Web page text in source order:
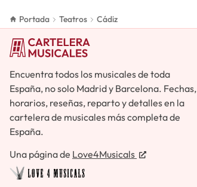
Portada Teatros Cádiz
Encuentra todos los musicales de toda
España, no solo Madrid y Barcelona. Fechas,
horarios, reseñas, reparto y detalles en la
cartelera de musicales más completa de
España.
Una página de Love4Musicals